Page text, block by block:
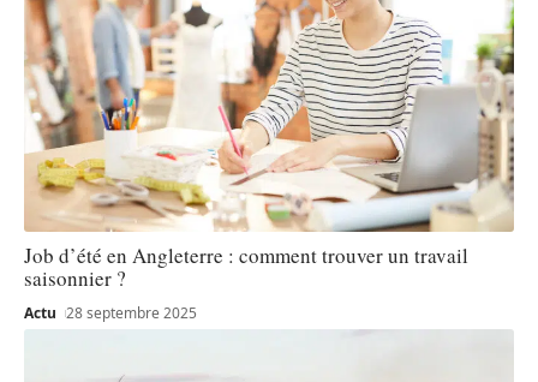
Job d’été en Angleterre : comment trouver un travail
saisonnier ?
Actu 28 septembre 2025